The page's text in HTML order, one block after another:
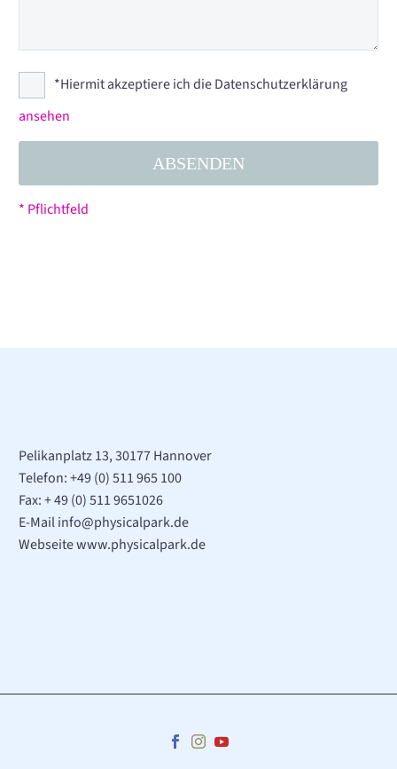
*Hiermit akzeptiere ich die Datenschutzerklärung
ansehen
* Pflichtfeld
Pelikanplatz 13, 30177 Hannover
Telefon:+49 (0) 511 965 100
Fax: + 49 (0) 511 9651026
E-Mailinfo@physicalpark.de
Webseite www.physicalpark.de